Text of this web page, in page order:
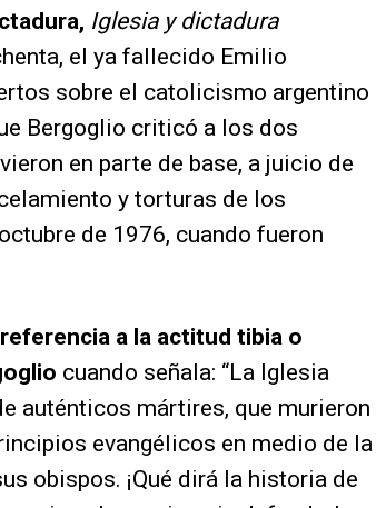
Iglesia y dictadura
el ya fallecido Emilio
sobre el catolicismo argentino
Bergoglio criticó a los dos
en parte de base, a juicio de
y torturas de los
de 1976, cuando fueron
a la actitud tibia o
cuando señala: “La Iglesia
auténticos mártires, que murieron
evangélicos en medio de la
obispos. ¡Qué dirá la historia de